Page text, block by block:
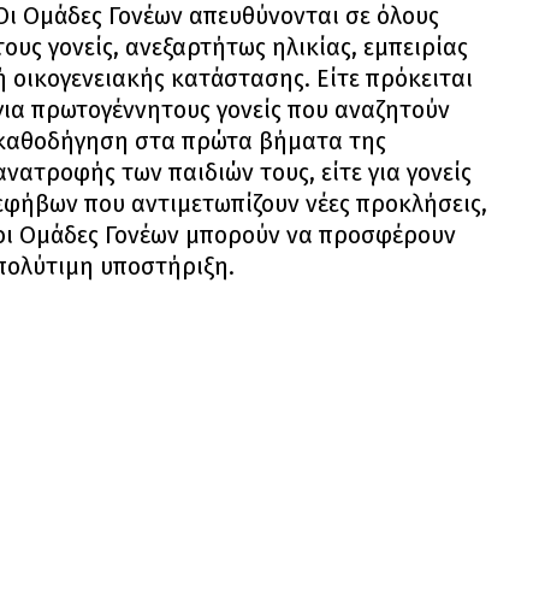
Ομάδες Γονέων απευθύνονται σε όλους
γονείς, ανεξαρτήτως ηλικίας, εμπειρίας
οικογενειακής κατάστασης. Είτε πρόκειται
πρωτογέννητους γονείς που αναζητούν
στα πρώτα βήματα της
των παιδιών τους, είτε για γονείς
που αντιμετωπίζουν νέες προκλήσεις,
Ομάδες Γονέων μπορούν να προσφέρουν
υποστήριξη.